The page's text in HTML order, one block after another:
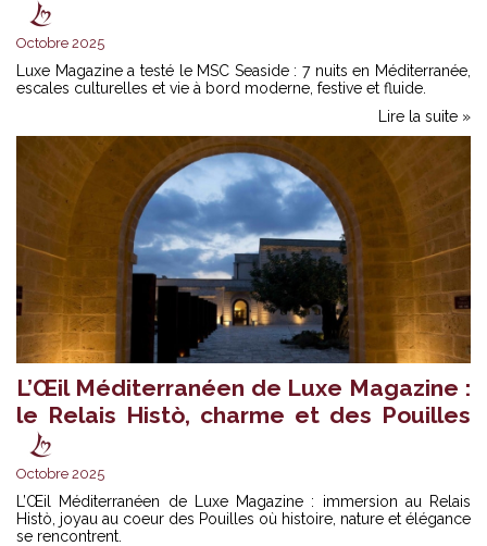
Octobre 2025
Luxe Magazine a testé le MSC Seaside : 7 nuits en Méditerranée,
escales culturelles et vie à bord moderne, festive et fluide.
Lire la suite »
L’Œil Méditerranéen de Luxe Magazine :
le Relais Histò, charme et des Pouilles
Octobre 2025
L’Œil Méditerranéen de Luxe Magazine : immersion au Relais
Histò, joyau au coeur des Pouilles où histoire, nature et élégance
se rencontrent.